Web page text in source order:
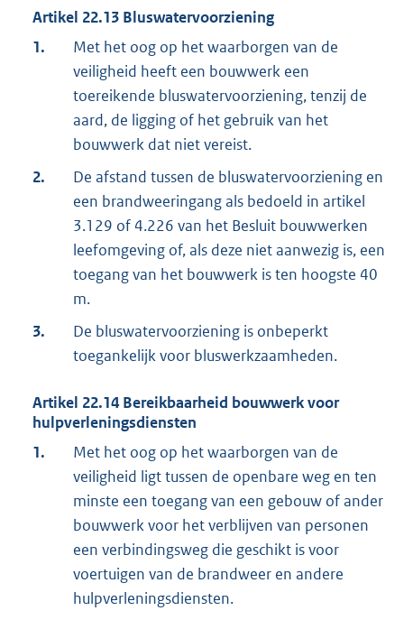
Artikel 22.13 Bluswatervoorziening
1.
Met het oog op het waarborgen van de
veiligheid heeft een bouwwerk een
toereikende bluswatervoorziening, tenzij de
aard, de ligging of het gebruik van het
bouwwerk dat niet vereist.
2.
De afstand tussen de bluswatervoorziening en
een brandweeringang als bedoeld in artikel
3.129 of 4.226 van het Besluit bouwwerken
leefomgeving of, als deze niet aanwezig is, een
toegang van het bouwwerk is ten hoogste 40
m.
3.
De bluswatervoorziening is onbeperkt
toegankelijk voor bluswerkzaamheden.
Artikel 22.14 Bereikbaarheid bouwwerk voor
hulpverleningsdiensten
1.
Met het oog op het waarborgen van de
veiligheid ligt tussen de openbare weg en ten
minste een toegang van een gebouw of ander
bouwwerk voor het verblijven van personen
een verbindingsweg die geschikt is voor
voertuigen van de brandweer en andere
hulpverleningsdiensten.